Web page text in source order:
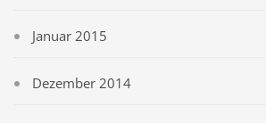
Januar 2015
Dezember 2014